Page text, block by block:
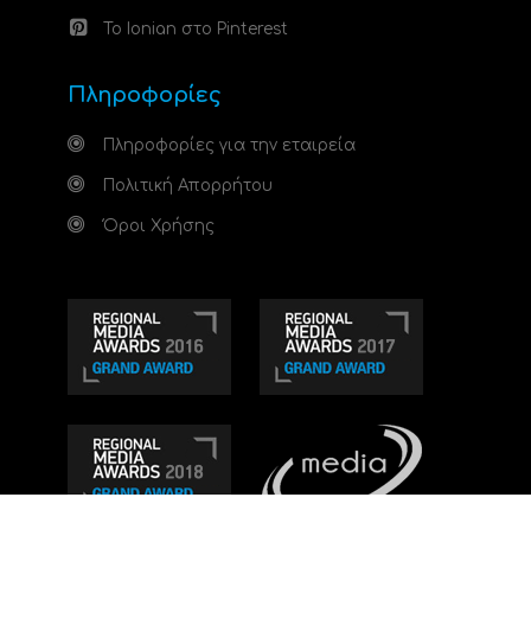
Το Ionian στο Pinterest
Πληροφορίες
Πληροφορίες για την εταιρεία
Πολιτική Απορρήτου
Όροι Χρήσης